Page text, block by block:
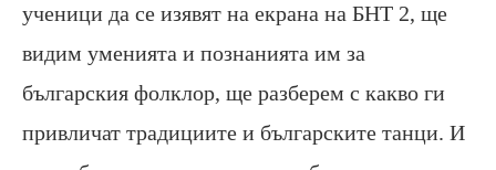
ученици да се изявят на екрана на БНТ 2, ще
видим уменията и познанията им за
българския фолклор, ще разберем с какво ги
привличат традициите и българските танци. И